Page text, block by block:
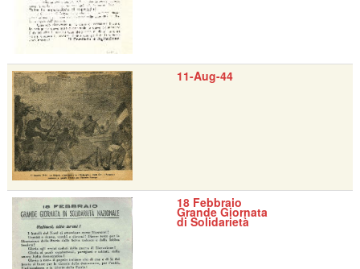
11-Aug-44
18 Febbraio
Grande Giornata
di Solidarietà